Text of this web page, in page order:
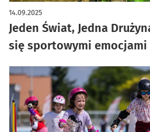
Jeden Świat, Jedna
się sportowymi emocjami
14.09.2025